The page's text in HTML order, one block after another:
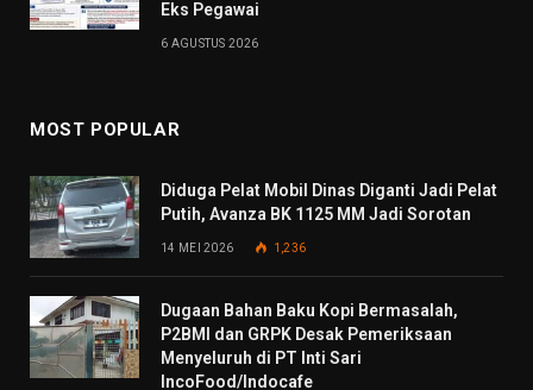
Eks Pegawai
6 AGUSTUS 2026
MOST POPULAR
Diduga Pelat Mobil Dinas Diganti Jadi Pelat
Putih, Avanza BK 1125 MM Jadi Sorotan
14 MEI 2026 1,236
Dugaan Bahan Baku Kopi Bermasalah,
P2BMI dan GRPK Desak Pemeriksaan
Menyeluruh di PT Inti Sari
IncoFood/Indocafe